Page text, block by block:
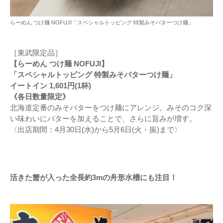
らーめん つけ麺 NOFUJI「スペシャルトッピング 特製みそバターつけ麺」
［東武限定品］
【らーめん つけ麺 NOFUJI】
「スペシャルトッピング 特製みそバターつけ麺」
イートイン 1,601円(1杯)
《各日数量限定》
北海道定番のみそバターをつけ麺にアレンジ。みそのコク深
い味わいにバターを加えることで、さらに旨みが増す。
〈出店期間：4月30日(水)から5月6日(火・振)まで〉
活きた蟹が入った全長約3mの舟形水槽にも注目！